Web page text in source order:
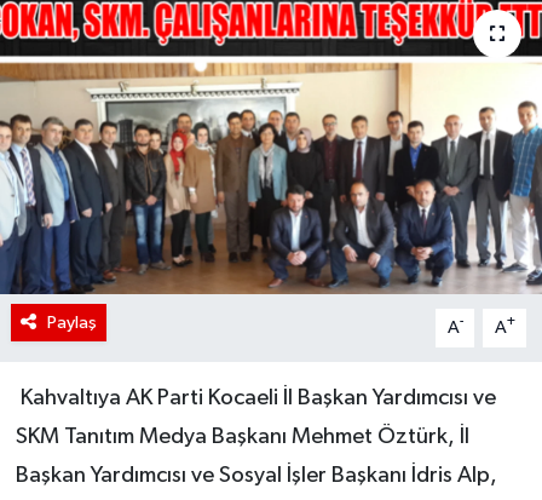
Paylaş A- A+
Kahvaltıya AK Parti Kocaeli İl Başkan Yardımcısı ve
SKM Tanıtım Medya Başkanı Mehmet Öztürk, İl
Başkan Yardımcısı ve Sosyal İşler Başkanı İdris Alp,